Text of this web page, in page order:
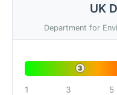
UK
Department for
3
1 3 5